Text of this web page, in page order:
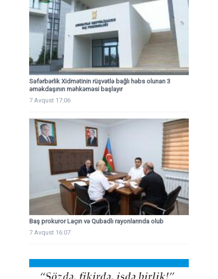
Səfərbərlik Xidmətinin rüşvətlə bağlı həbs olunan 3
əməkdaşının məhkəməsi başlayır
7 Avqust 17:06
Baş prokuror Laçın və Qubadlı rayonlarında olub
7 Avqust 16:07